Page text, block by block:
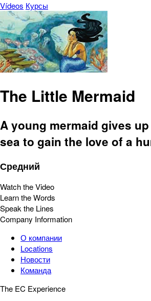
Vídeos Курсы
The Little Mermaid
A young mermaid gives
sea to gain the love of a
Средний
Watch the Video
Learn the Words
Speak the Lines
Company Information
О компании
Locations
Новости
Команда
The EC Experience